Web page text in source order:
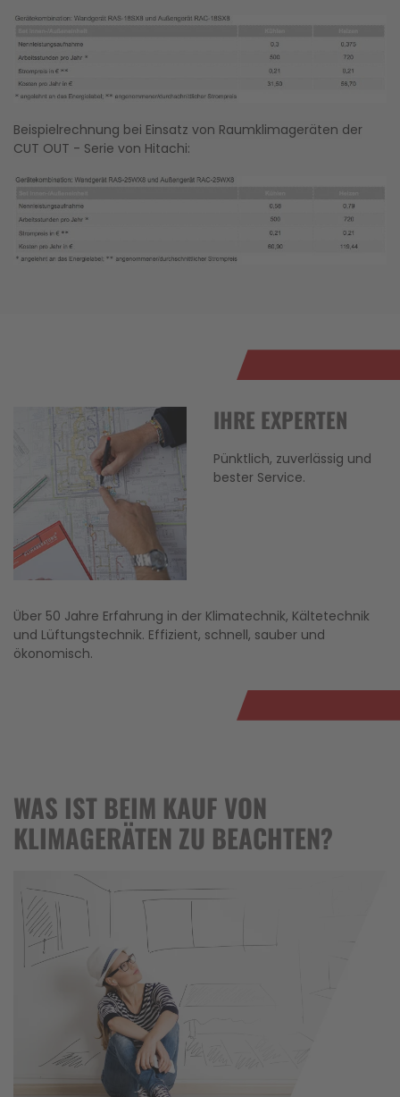
Beispielrechnung bei Einsatz von Raumklimageräten der
CUT OUT - Serie von Hitachi:
IHRE EXPERTEN
Pünktlich, zuverlässig und
bester Service.
Über 50 Jahre Erfahrung in der Klimatechnik, Kältetechnik
und Lüftungstechnik. Effizient, schnell, sauber und
ökonomisch.
WAS IST BEIM KAUF VON
KLIMAGERÄTEN ZU BEACHTEN?